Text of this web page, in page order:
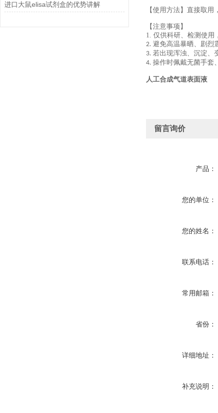
进口大鼠elisa试剂盒的优势讲解
【使用方法】直接取
【注意事项】
1. 仅供科研、检测使用
2. 避免高温暴晒、剧烈
3. 若出现浑浊、沉淀、
4. 操作时佩戴无菌手套
人工合成气道表面液
留言询价
产品：
您的单位：
您的姓名：
联系电话：
常用邮箱：
省份：
详细地址：
补充说明：